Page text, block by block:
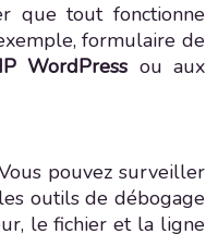
que tout fonctionne
formulaire de
WordPress ou aux
pouvez surveiller
outils de débogage
le fichier et la ligne